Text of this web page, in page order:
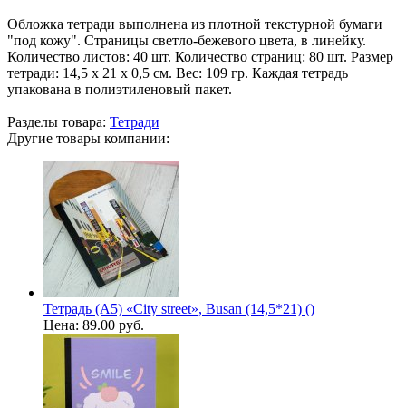
Обложка тетради выполнена из плотной текстурной бумаги
"под кожу". Страницы светло-бежевого цвета, в линейку.
Количество листов: 40 шт. Количество страниц: 80 шт. Размер
тетради: 14,5 х 21 х 0,5 см. Вес: 109 гр. Каждая тетрадь
упакована в полиэтиленовый пакет.
Разделы товара: Тетради
Другие товары компании:
Тетрадь (A5) «City street», Busan (14,5*21) ()
Цена: 89.00 руб.